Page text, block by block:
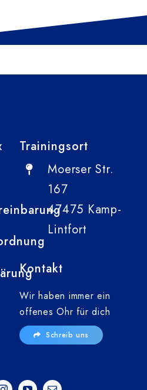
Trainingsort
Moerser Str.
167
47475 Kamp-
Lintfort
Kontakt
Wir haben immer ein
offenes Ohr für dich
Schreib uns